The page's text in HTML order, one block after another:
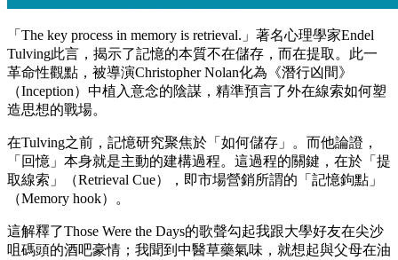
「The key process in memory is retrieval.」著名心理學家Endel
Tulving此言，揭示了記憶的本質不在儲存，而在提取。此一
革命性觀點，被導演Christopher Nolan化為《潛行凶間》
（Inception）中植入意念的陰謀，精準預言了外在線索如何塑
造思想的戰場。
在Tulving之前，記憶研究聚焦於「如何儲存」。而他論證，
「回憶」本身就是主動的建構過程。這過程的關鍵，在於「提
取線索」（Retrieval Cue），即市場營銷所謂的「記憶鉤點」
（Memory hook）。
這解釋了Those Were the Days的歌聲勾起我跟大學好友在尖沙
咀碼頭的酒吧豪情；我聞到中醫草藥氣味，就想起與父母在油